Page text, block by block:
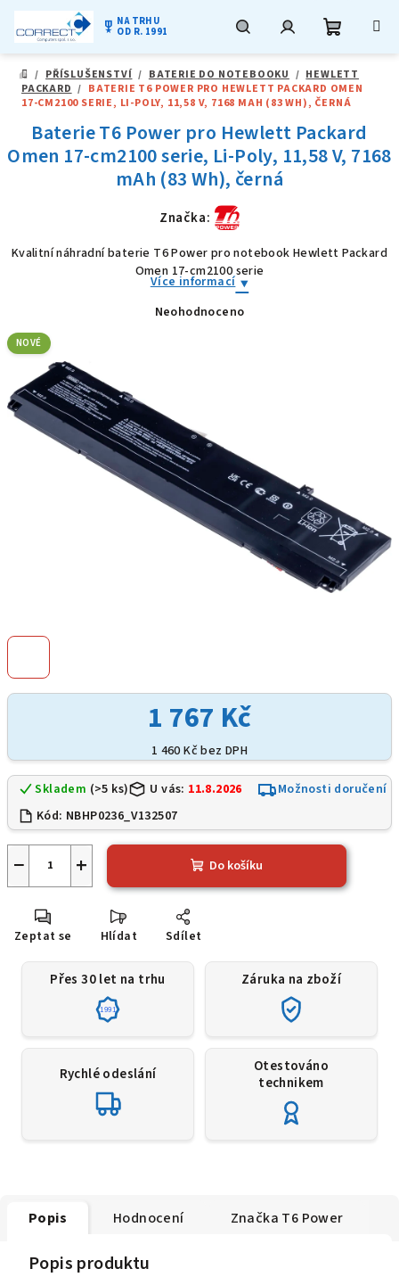
obsah
military_tech NA TRHU
OD R. 1991
košík
DOMŮ
/ PŘÍSLUŠENSTVÍ / BATERIE DO NOTEBOOKU / HEWLETT
PACKARD / BATERIE T6 POWER PRO HEWLETT PACKARD OMEN
17-CM2100 SERIE, LI-POLY, 11,58 V, 7168 MAH (83 WH), ČERNÁ
1 767 Kč
1 460 Kč bez DPH
Skladem (>5 ks) U vás: 11.8.2026
Možnosti doručení
Kód: NBHP0236_V132507
+
− Do košíku
Zeptat se Hlídat Sdílet
Baterie T6 Power pro Hewlett Packard
Omen 17-cm2100 serie, Li-Poly, 11,58 V, 7168
mAh (83 Wh), černá
Značka:
Kvalitní náhradní baterie T6 Power pro notebook Hewlett Packard
Omen 17-cm2100 serie
Více informací
Průměrné
Neohodnoceno
NOVÉ
Přes 30 let na trhu
1991
Záruka na zboží
Rychlé odeslání
Otestováno
technikem
Popis Hodnocení Značka T6 Power
Popis produktu